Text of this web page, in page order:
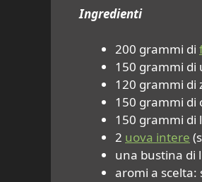
Ingredienti
200 grammi di
150 grammi di
120 grammi di
150 grammi di
150 grammi di
2 uova intere
una bustina di
aromi a scelta: